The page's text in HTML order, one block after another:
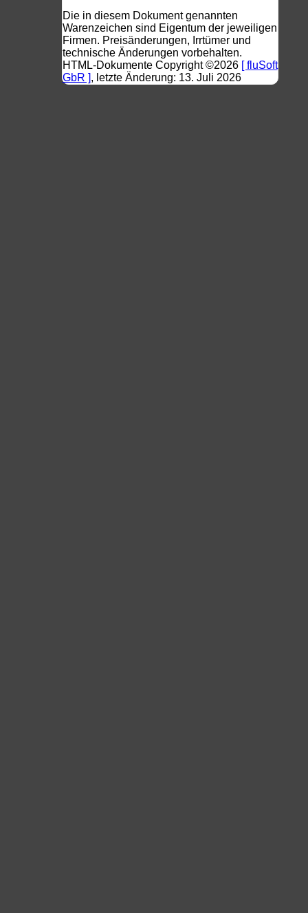
Die in diesem Dokument genannten
Warenzeichen sind Eigentum der jeweiligen
Firmen. Preisänderungen, Irrtümer und
technische Änderungen vorbehalten.
HTML-Dokumente Copyright ©2026 [ fluSoft
GbR ], letzte Änderung: 13. Juli 2026